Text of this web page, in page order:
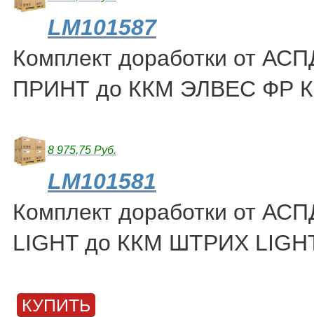
LM101587
Комплект доработки от
ПРИНТ до ККМ ЭЛВЕС ФР К
8 975,75 Руб.
LM101581
Комплект доработки от
LIGHT до ККМ ШТРИХ
КУПИТЬ